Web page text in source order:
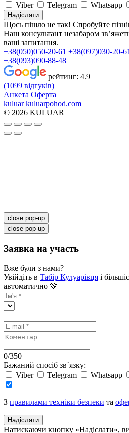
Viber
Telegram Whatsapp
Надіслати
Щось пішло не так! Спробуйте
Наш консультант незабаром
ваші запитання.
+38(050)050-20-61 +38(097)030-20-61
+38(093)090-88-48
рейтинг: 4.9
(1099 відгуків)
Анкета Оферта
kuluar kuluarpohod.com
© 2026 KULUAR
close pop-up
close pop-up
Заявка на участь
Вже були з нами?
Увійдіть в Табір Кулуарівця і
автоматично 💚
0/350
Бажаний спосіб зв`язку:
Viber
Telegram Whatsapp
З правилами техніки безпеки та
Надіслати
Натискаючи кнопку «Надіслати»,